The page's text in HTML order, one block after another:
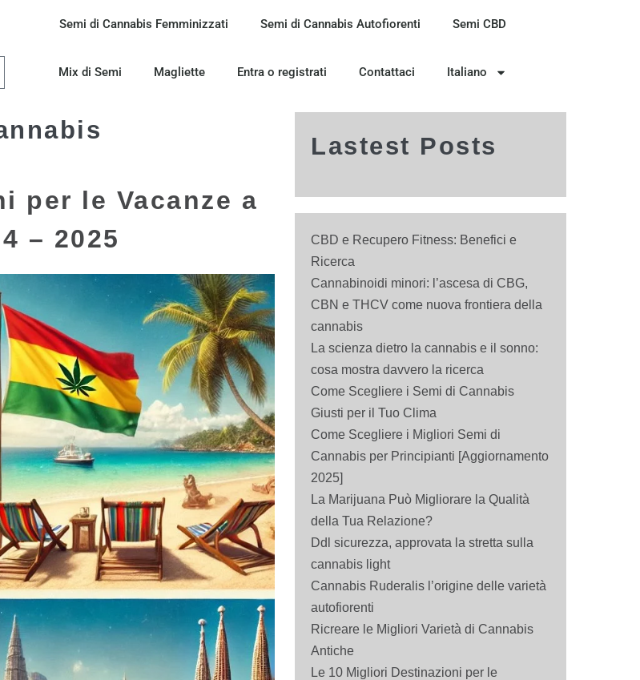
Semi di Cannabis Femminizzati Semi di Cannabis Autofiorenti Semi CBD
Mix di Semi Magliette Entra o registrati Contattaci Italiano
per le Vacanze a
– 2025
Lastest Posts
CBD e Recupero Fitness: Benefici e
Ricerca
Cannabinoidi minori: l’ascesa di CBG,
CBN e THCV come nuova frontiera della
cannabis
La scienza dietro la cannabis e il sonno:
cosa mostra davvero la ricerca
Come Scegliere i Semi di Cannabis
Giusti per il Tuo Clima
Come Scegliere i Migliori Semi di
Cannabis per Principianti [Aggiornamento
2025]
La Marijuana Può Migliorare la Qualità
della Tua Relazione?
Ddl sicurezza, approvata la stretta sulla
cannabis light
Cannabis Ruderalis l’origine delle varietà
autofiorenti
Ricreare le Migliori Varietà di Cannabis
Antiche
Le 10 Migliori Destinazioni per le